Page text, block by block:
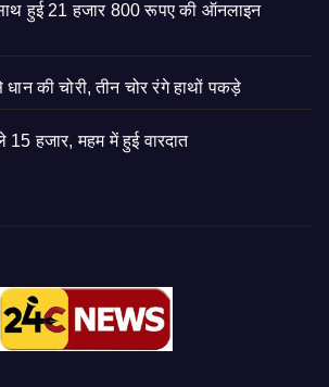
हुई 21 हजार 800 रूपए की ऑनलाइन
धान की चोरी, तीन चोर रंगे हाथों पकड़े
हजार, महम में हुई वारदात